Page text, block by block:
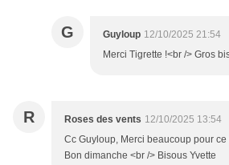
G Guyloup 12/10/2025 21:54
Merci Tigrette !<br /> Gros
R Roses des vents 12/10/2025 13:54
Cc Guyloup, Merci beaucoup pour
Bon dimanche <br /> Bisous Yvette